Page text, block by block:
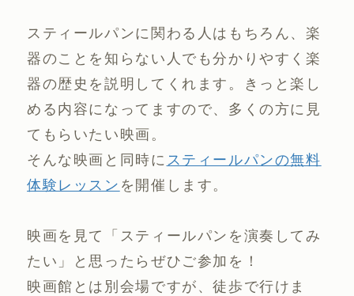
スティールパンに関わる人はもちろん、楽
器のことを知らない人でも分かりやすく楽
器の歴史を説明してくれます。きっと楽し
める内容になってますので、多くの方に見
てもらいたい映画。
そんな映画と同時に スティールパンの無料
体験レッスン を開催します。
映画を見て「スティールパンを演奏してみ
たい」と思ったらぜひご参加を！
映画館とは別会場ですが、徒歩で行けま